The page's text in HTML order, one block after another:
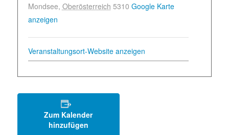
Mondsee, Oberösterreich 5310 Google Karte
anzeigen
Veranstaltungsort-Website anzeigen
Zum Kalender
hinzufügen